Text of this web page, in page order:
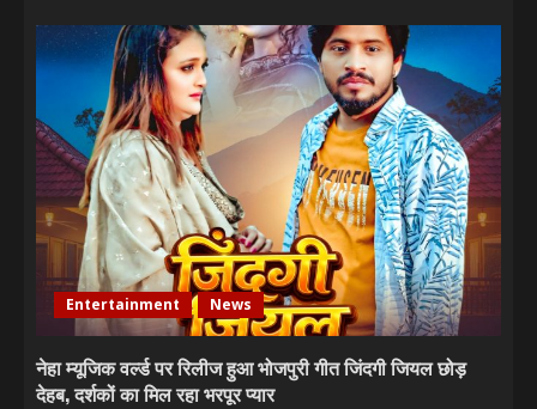
Entertainment News
नेहा म्यूजिक वर्ल्ड पर रिलीज हुआ भोजपुरी गीत जिंदगी जियल छोड़
देहब, दर्शकों का मिल रहा भरपूर प्यार